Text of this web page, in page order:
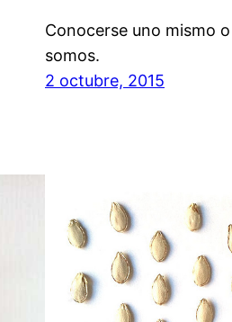
Conocerse uno mismo
somos.
2 octubre, 2015